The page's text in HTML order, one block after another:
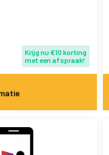
Krijg nu €10 korting
met een afspraak!